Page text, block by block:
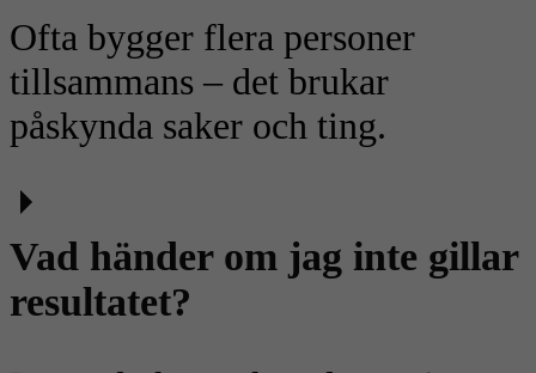
Ofta bygger flera personer
tillsammans – det brukar
påskynda saker och ting.
Vad händer om jag inte gillar
resultatet?